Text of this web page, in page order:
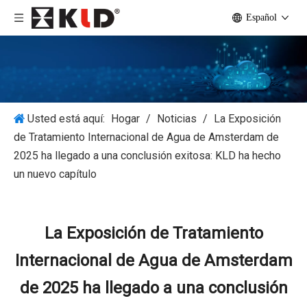
Español
Usted está aquí: Hogar / Noticias / La Exposición
de Tratamiento Internacional de Agua de Amsterdam de
2025 ha llegado a una conclusión exitosa: KLD ha hecho
un nuevo capítulo
La Exposición de Tratamiento
Internacional de Agua de Amsterdam
de 2025 ha llegado a una conclusión